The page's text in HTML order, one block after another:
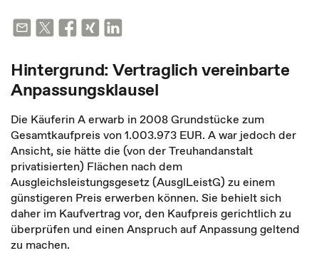
Hintergrund: Vertraglich vereinbarte
Anpassungsklausel
Die Käuferin A erwarb in 2008 Grundstücke zum
Gesamtkaufpreis von 1.003.973 EUR. A war jedoch der
Ansicht, sie hätte die (von der Treuhandanstalt
privatisierten) Flächen nach dem
Ausgleichsleistungsgesetz (AusglLeistG) zu einem
günstigeren Preis erwerben können. Sie behielt sich
daher im Kaufvertrag vor, den Kaufpreis gerichtlich zu
überprüfen und einen Anspruch auf Anpassung geltend
zu machen.